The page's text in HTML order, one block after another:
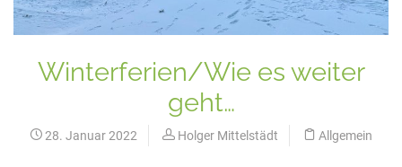
Winterferien/Wie es weiter
geht…
28. Januar 2022 Holger Mittelstädt Allgemein